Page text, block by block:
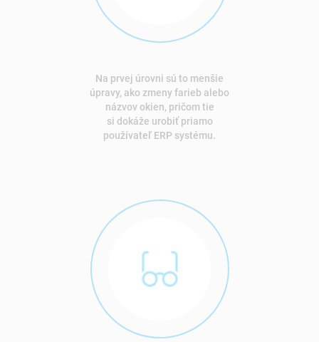
Na prvej úrovni sú to menšie
úpravy, ako zmeny farieb alebo
názvov okien, pričom tie
si dokáže urobiť priamo
používateľ ERP systému.